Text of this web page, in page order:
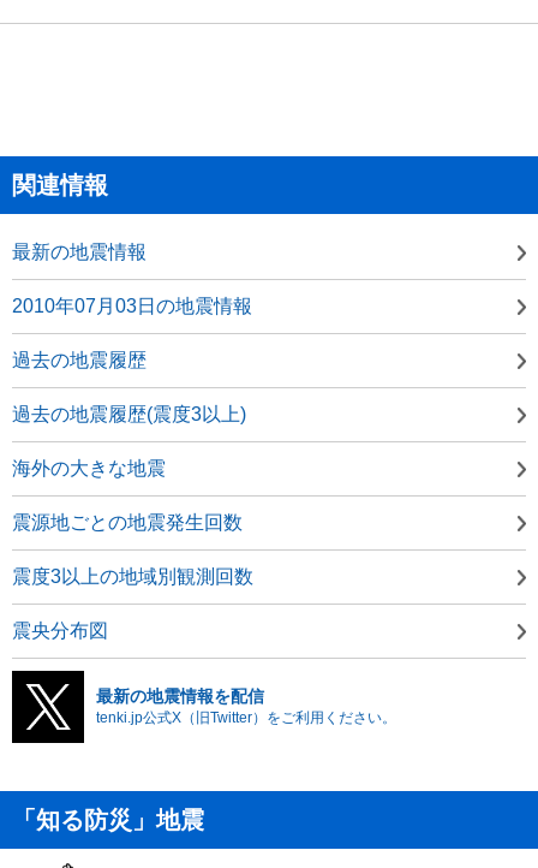
関連情報
最新の地震情報
2010年07月03日の地震情報
過去の地震履歴
過去の地震履歴(震度3以上)
海外の大きな地震
震源地ごとの地震発生回数
震度3以上の地域別観測回数
震央分布図
最新の地震情報を配信
tenki.jp公式X（旧Twitter）をご利用ください。
「知る防災」地震